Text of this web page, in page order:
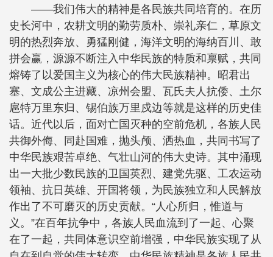
——我们伟大的精神是各民族共同培育的。在历
史长河中，农耕文明的勤劳质朴、崇礼亲仁，草原文
明的热烈奔放、勇猛刚健，海洋文明的海纳百川、敢
拼会赢，源源不断注入中华民族的特质和禀赋，共同
熔铸了以爱国主义为核心的伟大民族精神。昭君出
塞、文成公主进藏、凉州会盟、瓦氏夫人抗倭、土尔
扈特万里东归、锡伯族万里戍边等就是这样的历史佳
话。近代以后，面对亡国灭种的空前危机，各族人民
共御外侮、同赴国难，抛头颅、洒热血，共同书写了
中华民族艰苦卓绝、气壮山河的伟大史诗。其中涌现
出一大批少数民族的卫国英烈、建党先驱、工农运动
领袖、抗日英雄、开国将领，为民族独立和人民解放
作出了不可磨灭的历史贡献。“人心所归，惟道与
义。”在百年抗争中，各族人民血流到了一起、心聚
在了一起，共同体意识空前增强，中华民族实现了从